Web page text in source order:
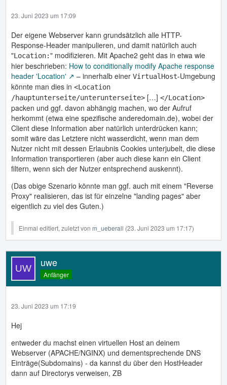
23. Juni 2023 um 17:09
Der eigene Webserver kann grundsätzlich alle HTTP-
Response-Header manipulieren, und damit natürlich auch
"Location:" modifizieren. Mit Apache2 geht das in etwa wie
hier beschrieben: How to conditionally modify Apache response
header 'Location'
– innerhalb einer VirtualHost-Umgebung
könnte man dies in <Location
/hauptunterseite/unterunterseite> […] </Location>
packen und ggf. davon abhängig machen, wo der Aufruf
herkommt (etwa eine spezifische anderedomain.de), wobei der
Client diese Information aber natürlich unterdrücken kann;
somit wäre das Letztere nicht wasserdicht, wenn man dem
Nutzer nicht mit dessen Erlaubnis Cookies unterjubelt, die diese
Information transportieren (aber auch diese kann ein Client
filtern, wenn sich der Nutzer entsprechend auskennt).
(Das obige Szenario könnte man ggf. auch mit einem "Reverse
Proxy" realisieren, das ist für einzelne "landing pages" aber
eigentlich zu viel des Guten.)
Einmal editiert, zuletzt von m_ueberall (23. Juni 2023 um 17:17)
uwe
Anfänger
23. Juni 2023 um 17:19
Hej
entweder du machst einen virtuellen Host an deinem
Webserver (APACHE/NGINX) und dementsprechende DNS
Einträge(Subdomains) - da kannst du über den HostHeader
dann auf Directorys verweisen, ZB